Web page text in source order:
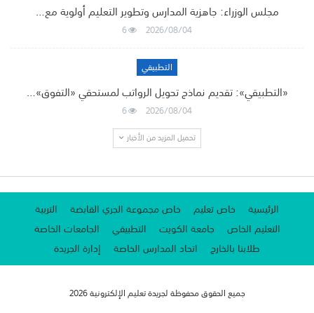
مجلس الوزراء: جاهزية المدارس وتطوير التعليم أولوية مع…
2026/08/04
6
التطبيقي
«التطبيقي»: تقديم نماذج تحويل الرواتب لمستحقي «التفوق»…
2026/08/04
6
تحميل المزيد من الأخبار
الرئيسية خاص تعليم خاص مجموعة الجري القابضة
التربية
التعليم الخاص
جامعة الكويت التطبيقي
الجامعات الخاصة
طلابنا بالخارج
اتحاد المدارس الخاصة إدارة الجريدة
جميع الحقوق محفوظة لجريدة تعليم الإلكترونية 2026